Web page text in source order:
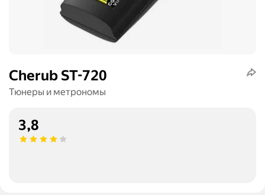
Cherub ST-720
Тюнеры и метрономы
3,8